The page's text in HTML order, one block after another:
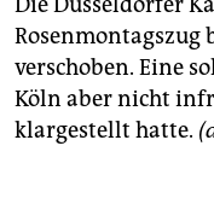
Rosenmontagszug
verschoben. Eine
Köln aber nicht
klargestellt hatte.